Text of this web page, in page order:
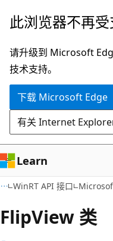
跳
主
要
内
跳
页
内
导
此浏览器不再受
请升级到 Microsoft
技术支持。
下载 Microsoft Edge
有关 Internet
Learn
WinRT API 接口
FlipView 类